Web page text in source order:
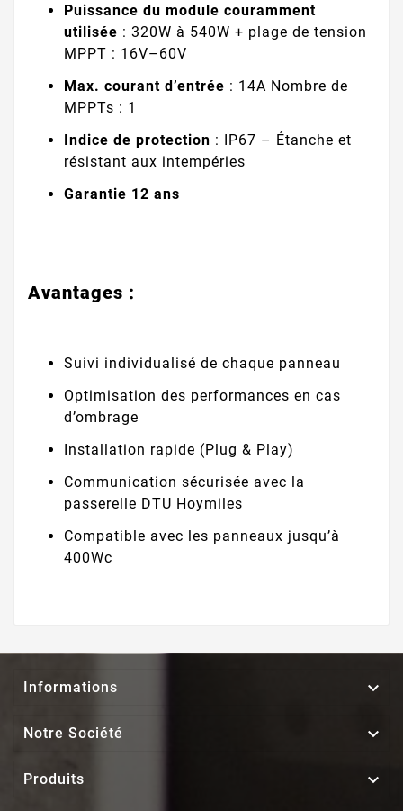
Puissance du module couramment
utilisée : 320W à 540W + plage de tension
MPPT : 16V–60V
Max. courant d’entrée : 14A Nombre de
MPPTs : 1
Indice de protection : IP67 – Étanche et
résistant aux intempéries
Garantie 12 ans
Avantages :
Suivi individualisé de chaque panneau
Optimisation des performances en cas
d’ombrage
Installation rapide (Plug & Play)
Communication sécurisée avec la
passerelle DTU Hoymiles
Compatible avec les panneaux jusqu’à
400Wc
Informations 
Notre Société 
Produits 